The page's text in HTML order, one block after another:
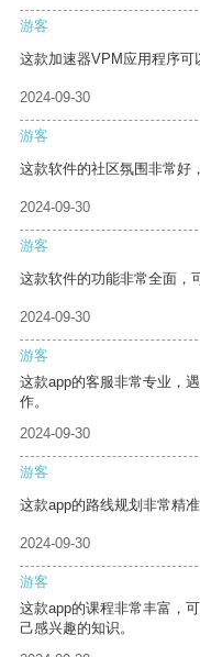
游客
这款加速器VPM应用程序可
2024-09-30
游客
这款软件的社区氛围非常好
2024-09-30
游客
这款软件的功能非常全面，
2024-09-30
游客
这款app的客服非常专业，
作。
2024-09-30
游客
这款app的路线规划非常精
2024-09-30
游客
这款app的课程非常丰富，
己感兴趣的知识。